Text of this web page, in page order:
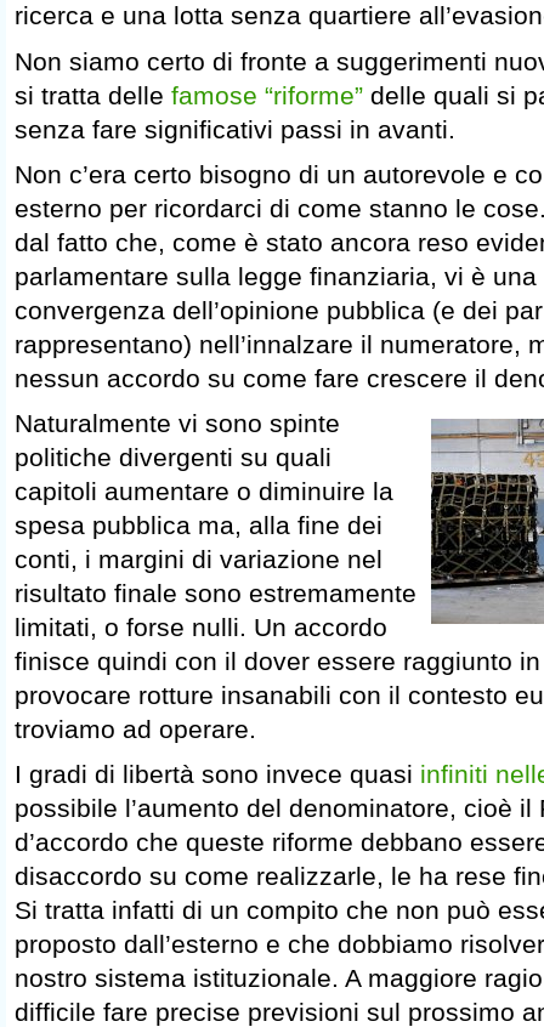
ricerca e una lotta senza quartiere
Non siamo certo di fronte a suggerimenti
si tratta delle famose “riforme” delle quali si
senza fare significativi passi in avanti.
Non c’era certo bisogno di un autorevole e
esterno per ricordarci di come stanno le
dal fatto che, come è stato ancora reso
parlamentare sulla legge finanziaria, vi è
convergenza dell’opinione pubblica (e dei
rappresentano) nell’innalzare il numeratore,
nessun accordo su come fare crescere il
Naturalmente vi sono spinte
politiche divergenti su quali
capitoli aumentare o diminuire la
spesa pubblica ma, alla fine dei
conti, i margini di variazione nel
risultato finale sono estremamente
limitati, o forse nulli. Un accordo
finisce quindi con il dover essere raggiunto
provocare rotture insanabili con il contesto
troviamo ad operare.
I gradi di libertà sono invece quasi infiniti
possibile l’aumento del denominatore, cioè il
d’accordo che queste riforme debbano
disaccordo su come realizzarle, le ha rese
Si tratta infatti di un compito che non può
proposto dall’esterno e che dobbiamo
nostro sistema istituzionale. A maggiore
difficile fare precise previsioni sul prossimo